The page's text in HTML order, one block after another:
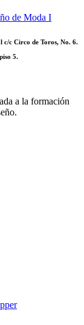
de Moda I
c/c Circo de Toros, No. 6.
5.
a la formación